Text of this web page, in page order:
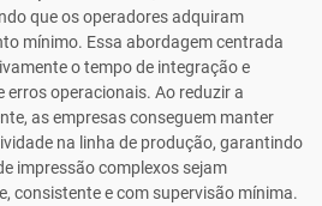
que os operadores adquiram
mínimo. Essa abordagem centrada
o tempo de integração e
erros operacionais. Ao reduzir a
as empresas conseguem manter
na linha de produção, garantindo
impressão complexos sejam
consistente e com supervisão mínima.